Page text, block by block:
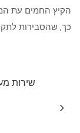
הקיץ החמים עת
כך, שהסבירות
שירות